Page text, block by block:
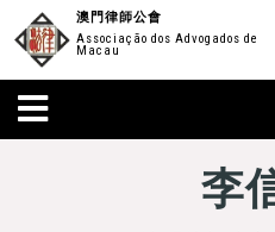
澳門律師公會
Associação dos Advogados de
Macau
李